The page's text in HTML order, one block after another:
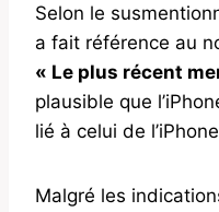
Selon le
a fait référence au
« Le plus récent
plausible que
lié à celui de
Malgré les